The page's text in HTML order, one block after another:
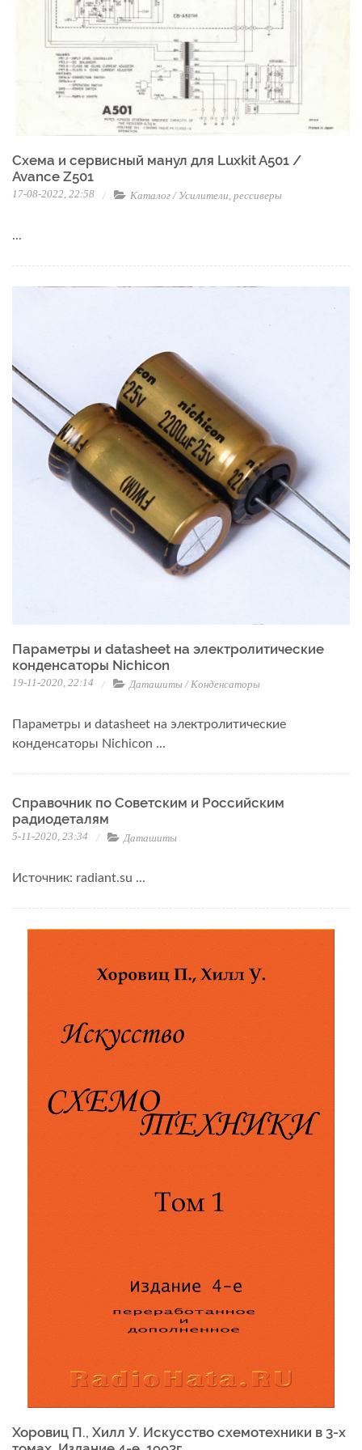
Схема и сервисный манул для Luxkit A501 /
Avance Z501
17-08-2022, 22:58 Каталог/ Усилители, рессиверы
...
Параметры и datasheet на электролитические
конденсаторы Nichicon
19-11-2020, 22:14 Даташиты/Конденсаторы
Параметры и datasheet на электролитические
конденсаторы Nichicon ...
Справочник по Советским и Российским
радиодеталям
5-11-2020, 23:34 Даташиты
Источник: radiant.su ...
Хоровиц П., Хилл У. Искусство схемотехники в 3-х